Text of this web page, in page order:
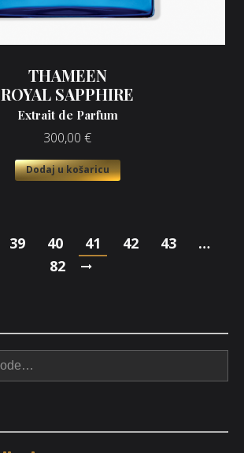
THAMEEN
ROYAL SAPPHIRE
Extrait de Parfum
300,00 €
Dodaj u košaricu
39 40 41 42 43
…
82